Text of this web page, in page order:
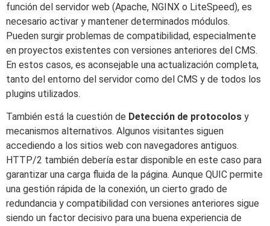
función del servidor web (Apache, NGINX o LiteSpeed), es
necesario activar y mantener determinados módulos.
Pueden surgir problemas de compatibilidad, especialmente
en proyectos existentes con versiones anteriores del CMS.
En estos casos, es aconsejable una actualización completa,
tanto del entorno del servidor como del CMS y de todos los
plugins utilizados.
También está la cuestión de Detección de protocolos y
mecanismos alternativos. Algunos visitantes siguen
accediendo a los sitios web con navegadores antiguos.
HTTP/2 también debería estar disponible en este caso para
garantizar una carga fluida de la página. Aunque QUIC permite
una gestión rápida de la conexión, un cierto grado de
redundancia y compatibilidad con versiones anteriores sigue
siendo un factor decisivo para una buena experiencia de